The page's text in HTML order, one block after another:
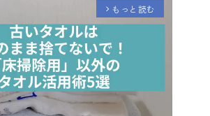
arrow_forward_ios もっと読む